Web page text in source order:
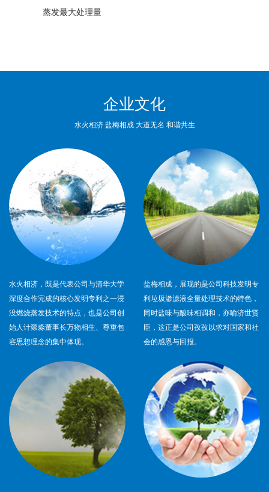
蒸发最大处理量
企业文化
水火相济 盐梅相成 大道无名 和谐共生
水火相济，既是代表公司与清华大学
深度合作完成的核心发明专利之一浸
没燃烧蒸发技术的特点，也是公司创
始人计燚淼董事长万物相生、尊重包
容思想理念的集中体现。
盐梅相成，展现的是公司科技发明专
利垃圾渗滤液全量处理技术的特色，
同时盐味与酸味相调和，亦喻济世贤
臣，这正是公司孜孜以求对国家和社
会的感恩与回报。